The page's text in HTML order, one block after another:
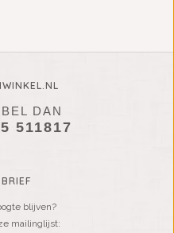
DAN
511817
blijven?
mailinglijst: